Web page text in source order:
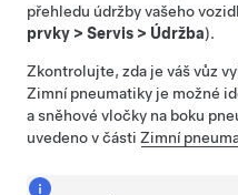
přehledu údržby vašeho
prvky > Servis > Údržba).
Zkontrolujte, zda je váš vůz
Zimní pneumatiky je možné
a sněhové vločky na boku
uvedeno v části Zimní